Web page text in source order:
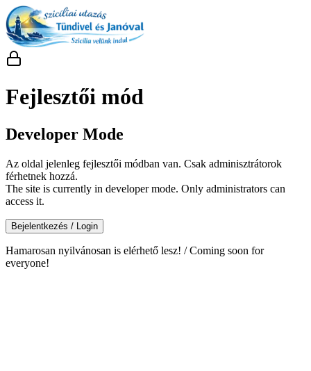
Fejlesztői mód
Developer Mode
Az oldal jelenleg fejlesztői módban van. Csak adminisztrátorok
férhetnek hozzá.
The site is currently in developer mode. Only administrators can
access it.
Bejelentkezés / Login
Hamarosan nyilvánosan is elérhető lesz! / Coming soon for
everyone!